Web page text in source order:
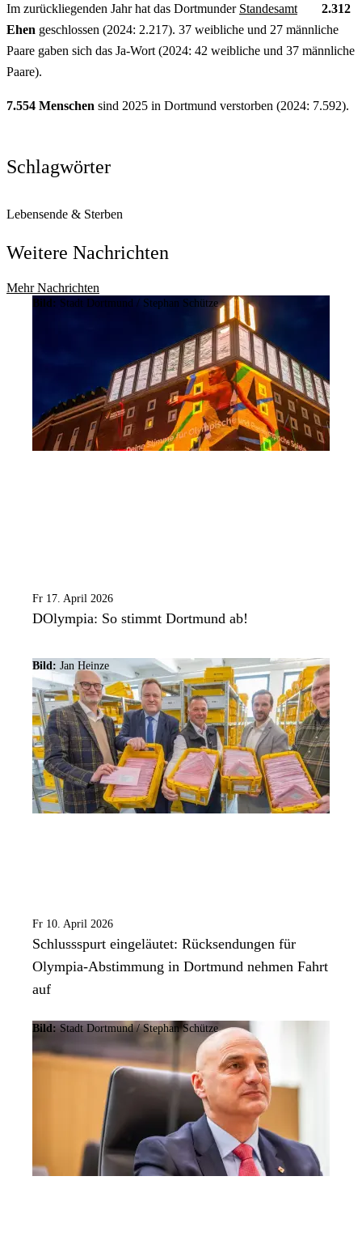
Im zurückliegenden Jahr hat das Dortmunder Standesamt
2.312
Ehen geschlossen (2024: 2.217). 37 weibliche und 27 männliche
Paare gaben sich das Ja-Wort (2024: 42 weibliche und 37 männliche
Paare).
7.554 Menschen sind 2025 in Dortmund verstorben (2024: 7.592).
Schlagwörter
Lebensende & Sterben
Weitere Nachrichten
Mehr Nachrichten
Bild: Stadt Dortmund / Stephan Schütze
Fr 17. April 2026
DOlympia: So stimmt Dortmund ab!
Bild: Jan Heinze
Fr 10. April 2026
Schlussspurt eingeläutet: Rücksendungen für
Olympia-Abstimmung in Dortmund nehmen Fahrt
auf
Bild:Stadt Dortmund / Stephan Schütze